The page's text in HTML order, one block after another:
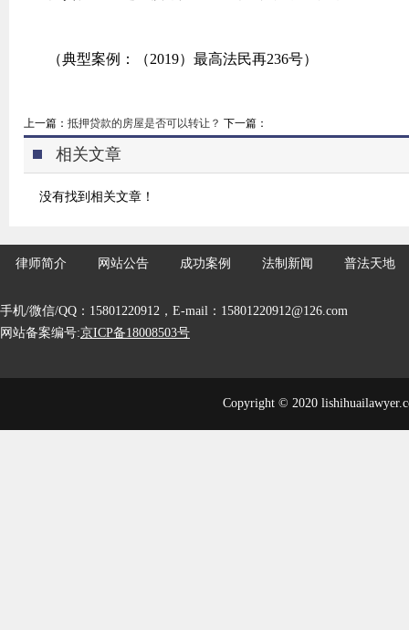
（典型案例：（2019）最高法民再236号）
上一篇： 抵押贷款的房屋是否可以转让？ 下一篇：
相关文章
没有找到相关文章！
手机/微信/QQ：15801220912，E-mail：15801220912@126.com
网站备案编号:京ICP备18008503号
律师简介 网站公告 成功案例 法制新闻 普法天地
Copyright © 2020